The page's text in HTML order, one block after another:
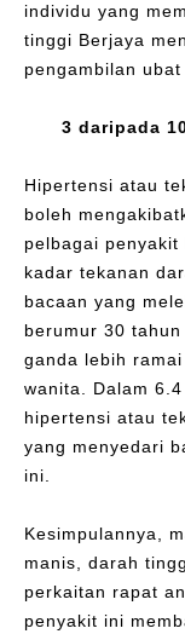
individu yang
tinggi Berjaya
pengambilan
3 daripada
Hipertensi atau
boleh
pelbagai
kadar tekanan
bacaan yang
berumur 30
ganda lebih
wanita. Dalam
hipertensi atau
yang menyedari
ini.
Kesimpulannya,
manis, darah
perkaitan rapat
penyakit ini